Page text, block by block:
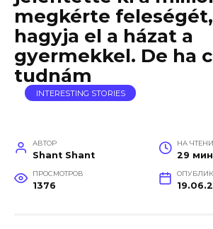
megkérte
hagyja el a házat a
gyermekkel. De ha
tudnám
INTERESTING STORIES
АВТОР
Shant Shant
НА
29 мин
ПРОСМОТРОВ
1376